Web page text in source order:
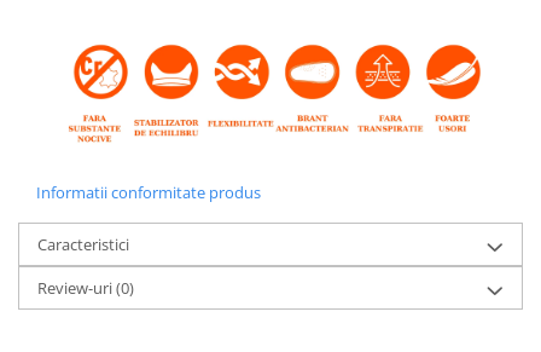
Informatii conformitate produs
Caracteristici
Review-uri(0)